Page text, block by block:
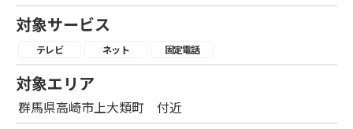
対象サービス
テレビ ネット 固定電話
対象エリア
群馬県高崎市上大類町 付近